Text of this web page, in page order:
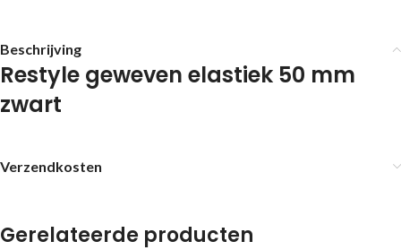
Beschrijving
Restyle geweven elastiek 50 mm
zwart
Verzendkosten
Gerelateerde producten